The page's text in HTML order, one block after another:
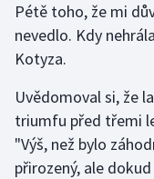
Olympijské hry
Parasport
Plavání
Plážový volejbal
Pétě toho, že mi
nevedlo. Kdy
Kotyza.
Uvědomoval si, že
triumfu před třemi
"Výš, než bylo
přirozený, ale